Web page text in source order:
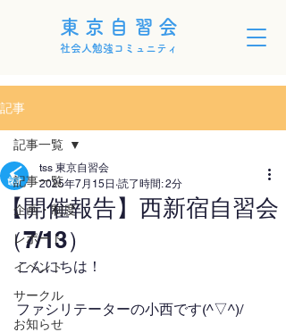
東京自習会
社会人勉強コミュニティ
記事
記事一覧
企画・制度
レポート
イベント
サークル
お知らせ
記事一覧
【開催報告】西新宿自習会
（7/13）
tss 東京自習会
2025年7月15日 読了時間: 2分
こんにちは！
ファシリテーターの小西です(^▽^)/